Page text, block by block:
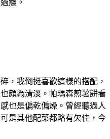
癮。
，我倒挺喜歡這樣的搭配，
頗為清淡。帕瑪森煎薯餅看
也是偏乾偏燥。曾經聽過人
是其他配菜都略有欠佳，今